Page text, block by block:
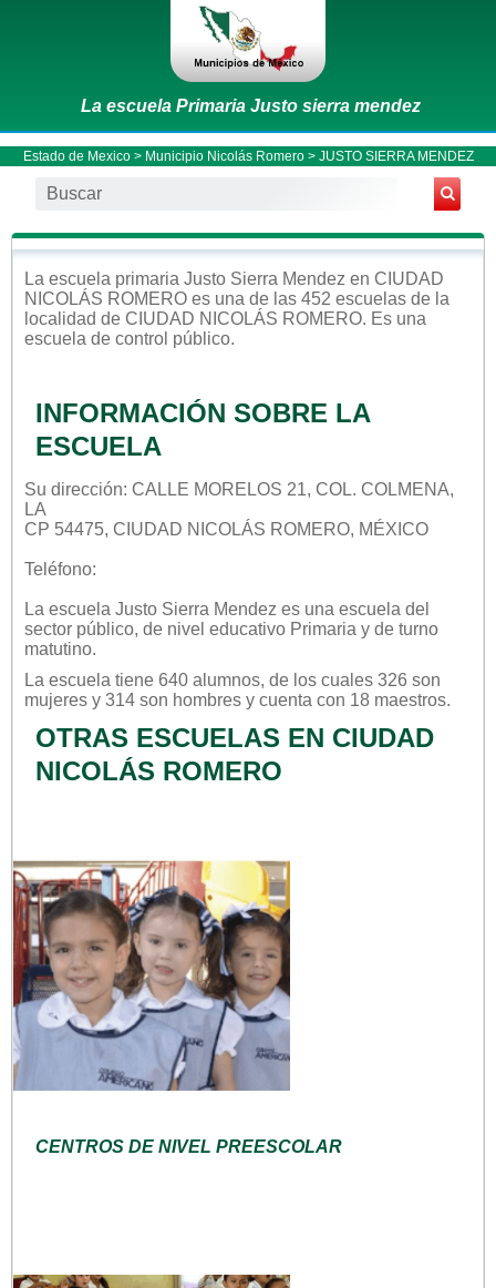
La escuela Primaria Justo sierra mendez
Estado de Mexico> Municipio Nicolás Romero> JUSTO SIERRA MENDEZ
La escuela primaria Justo Sierra Mendez en CIUDAD
NICOLÁS ROMERO es una de las 452 escuelas de la
localidad de CIUDAD NICOLÁS ROMERO. Es una
escuela de control público.
INFORMACIÓN SOBRE LA
ESCUELA
Su dirección: CALLE MORELOS 21, COL. COLMENA,
LA
CP 54475, CIUDAD NICOLÁS ROMERO, MÉXICO
Teléfono:
La escuela Justo Sierra Mendez es una escuela del
sector público, de nivel educativo Primaria y de turno
matutino.
La escuela tiene 640 alumnos, de los cuales 326 son
mujeres y 314 son hombres y cuenta con 18 maestros.
OTRAS ESCUELAS EN CIUDAD
NICOLÁS ROMERO
CENTROS DE NIVEL PREESCOLAR